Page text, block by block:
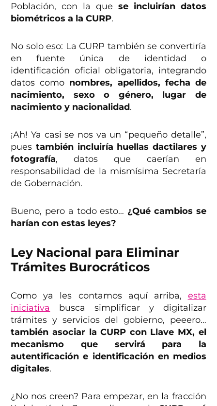
Población, con la que se incluirían datos
biométricos a la CURP.
No solo eso: La CURP también se convertiría
en fuente única de identidad o
identificación oficial obligatoria, integrando
datos como nombres, apellidos, fecha de
nacimiento, sexo o género, lugar de
nacimiento y nacionalidad.
¡Ah! Ya casi se nos va un “pequeño detalle”,
puestambién incluiría huellas dactilares y
fotografía, datos que caerían en
responsabilidad de la mismísima Secretaría
de Gobernación.
Bueno, pero a todo esto… ¿Qué cambios se
harían con estas leyes?
Ley Nacional para Eliminar
Trámites Burocráticos
Como ya les contamos aquí arriba, esta
iniciativa
busca simplificar y digitalizar
trámites y servicios del gobierno, peeero…
también asociar la CURP con Llave MX, el
mecanismo que servirá para la
autentificación e identificación en medios
digitales.
¿No nos creen? Para empezar, en la fracción